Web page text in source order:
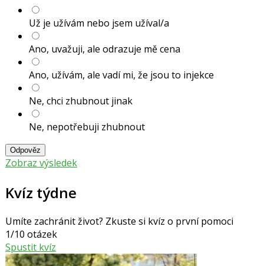
Už je užívám nebo jsem užíval/a
Ano, uvažuji, ale odrazuje mě cena
Ano, užívám, ale vadí mi, že jsou to injekce
Ne, chci zhubnout jinak
Ne, nepotřebuji zhubnout
Odpověz
Zobraz výsledek
Kvíz týdne
Umíte zachránit život? Zkuste si kvíz o první pomoci
1/10 otázek
Spustit kvíz